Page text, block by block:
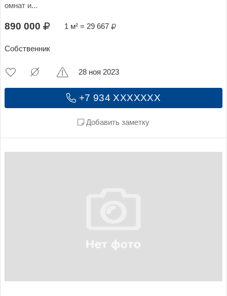
омнат и...
890 000 1 м² = 29 667
Собственник
+7 934 XXXXXXX
Добавить заметку
28 ноя 2023